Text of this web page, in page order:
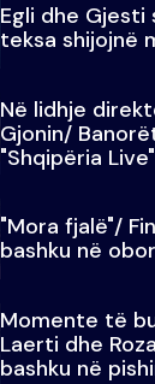
Egli dhe Gjesti
teksa shijojnë
Në lidhje
Gjonin/
"Shqipëria
"Mora fjalë"/
bashku në
Momente të
Laerti dhe
bashku në